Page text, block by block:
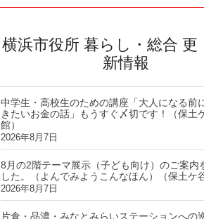
横浜市役所 暮らし・総合 更
新情報
中学生・高校生のための講座「大人になる前
きたいお金の話」もうすぐ〆切です！（保土
館）
2026年8月7日
8月の2階テーマ展示（子ども向け）のご案内
した。（よんでみようこんなほん）（保土ケ
2026年8月7日
片倉・品濃・みなとみらいステーションへの